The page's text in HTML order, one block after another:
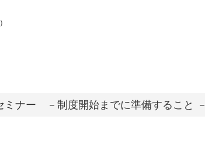
ナー －制度開始までに準備すること －